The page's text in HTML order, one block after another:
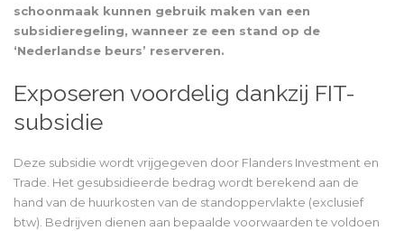
schoonmaak kunnen gebruik maken van een
subsidieregeling, wanneer ze een stand op de
‘Nederlandse beurs’ reserveren.
Exposeren voordelig dankzij FIT-
subsidie
Deze subsidie wordt vrijgegeven door Flanders Investment en
Trade. Het gesubsidieerde bedrag wordt berekend aan de
hand van de huurkosten van de standoppervlakte (exclusief
btw). Bedrijven dienen aan bepaalde voorwaarden te voldoen